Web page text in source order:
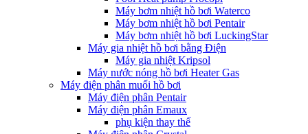
Máy bơm nhiệt hồ bơi Waterco
Máy bơm nhiệt hồ bơi Pentair
Máy bơm nhiệt hồ bơi LuckingStar
Máy gia nhiệt hồ bơi bằng Điện
Máy gia nhiệt Kripsol
Máy nước nóng hồ bơi Heater Gas
Máy điện phân muối hồ bơi
Máy điện phân Pentair
Máy điện phân Emaux
phụ kiện thay thế